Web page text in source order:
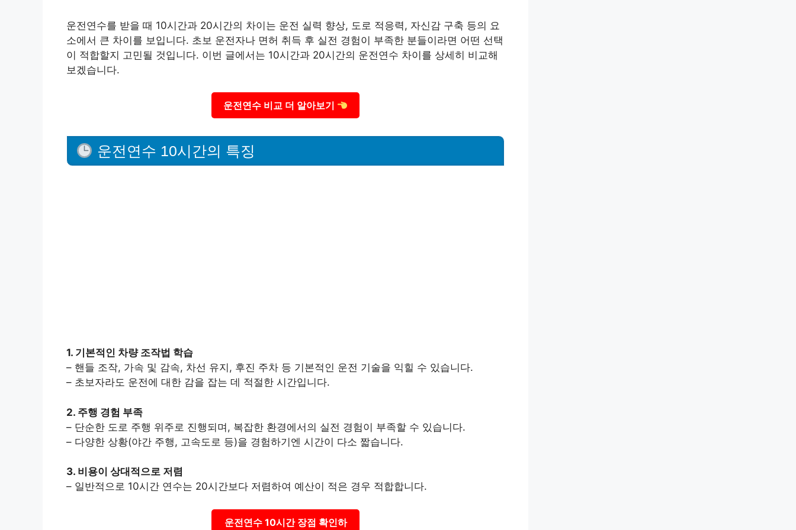
운전연수를 받을 때 10시간과 20시간의 차이는 운전 실력 향상, 도로 적응력, 자신감 구축 등의 요
소에서 큰 차이를 보입니다. 초보 운전자나 면허 취득 후 실전 경험이 부족한 분들이라면 어떤 선택
이 적합할지 고민될 것입니다. 이번 글에서는 10시간과 20시간의 운전연수 차이를 상세히 비교해
보겠습니다.
운전연수 비교 더 알아보기
운전연수 10시간의 특징
1. 기본적인 차량 조작법 학습
– 핸들 조작, 가속 및 감속, 차선 유지, 후진 주차 등 기본적인 운전 기술을 익힐 수 있습니다.
– 초보자라도 운전에 대한 감을 잡는 데 적절한 시간입니다.
2. 주행 경험 부족
– 단순한 도로 주행 위주로 진행되며, 복잡한 환경에서의 실전 경험이 부족할 수 있습니다.
– 다양한 상황(야간 주행, 고속도로 등)을 경험하기엔 시간이 다소 짧습니다.
3. 비용이 상대적으로 저렴
– 일반적으로 10시간 연수는 20시간보다 저렴하여 예산이 적은 경우 적합합니다.
운전연수 10시간 장점 확인하